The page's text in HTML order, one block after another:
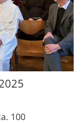
100